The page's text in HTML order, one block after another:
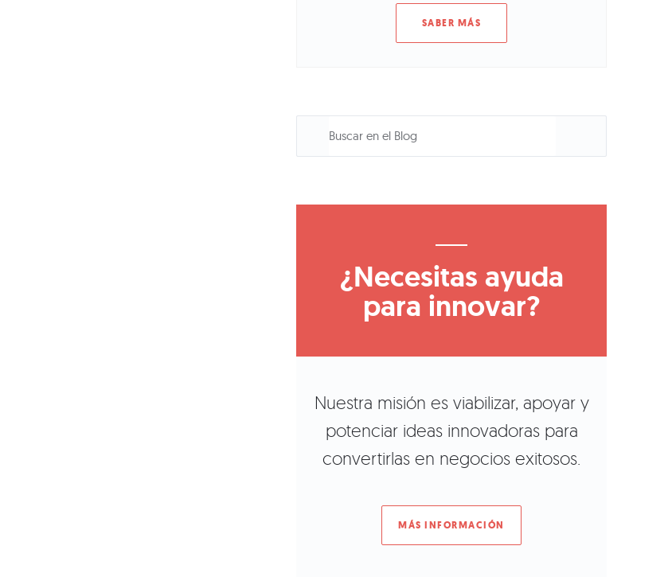
SABER MÁS
¿Necesitas ayuda
para innovar?
Nuestra misión es viabilizar, apoyar y
potenciar ideas innovadoras para
convertirlas en negocios exitosos.
MÁS INFORMACIÓN